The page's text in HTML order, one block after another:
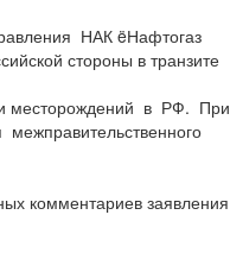
НАК ëНафтогаз
стороны в транзите
месторождений в РФ. При
комментариев заявления